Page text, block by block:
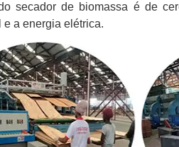
secador de biomassa é de
e a energia elétrica.